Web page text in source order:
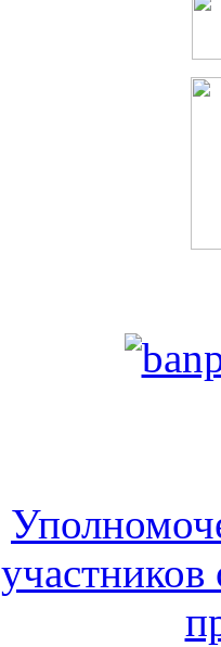
участников